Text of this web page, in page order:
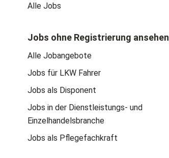
Alle Jobs
Jobs ohne Registrierung ansehen
Alle Jobangebote
Jobs für LKW Fahrer
Jobs als Disponent
Jobs in der Dienstleistungs- und
Einzelhandelsbranche
Jobs als Pflegefachkraft